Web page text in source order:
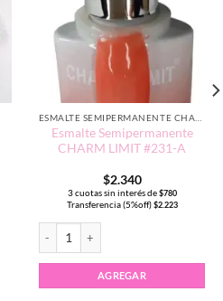
Esmalte Semipermanente
CHARM LIMIT #231-A
$2.340
3 cuotas sin interés de $780
Transferencia (5%off) $2.223
Esmalte Semipermanente CHARM
AGREGAR